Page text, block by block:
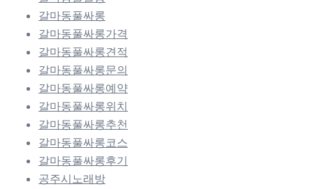
갈마동풀싸롱
갈마동풀싸롱가격
갈마동풀싸롱견적
갈마동풀싸롱문의
갈마동풀싸롱예약
갈마동풀싸롱위치
갈마동풀싸롱추천
갈마동풀싸롱코스
갈마동풀싸롱후기
공주시노래방